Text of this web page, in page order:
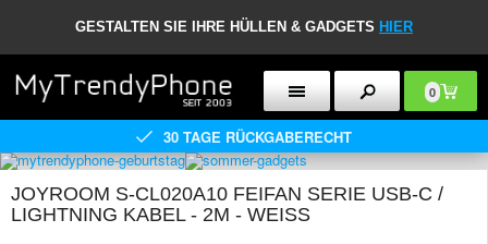
GESTALTEN SIE IHRE HÜLLEN & GADGETS HIER
0
30 TAGE RÜCKGABERECHT
JOYROOM S-CL020A10 FEIFAN SERIE USB-C /
LIGHTNING KABEL - 2M - WEISS